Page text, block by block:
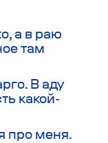
а в раю
там
В аду
какой-
про меня.